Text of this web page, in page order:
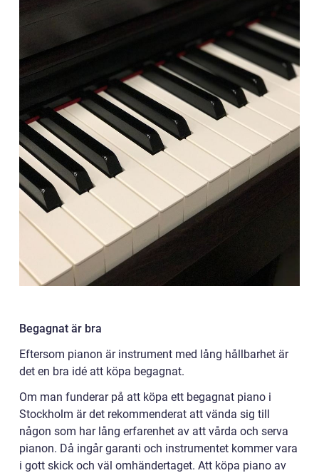
Begagnat är bra
Eftersom pianon är instrument med lång hållbarhet är
det en bra idé att köpa begagnat.
Om man funderar på att köpa ett begagnat piano i
Stockholm är det rekommenderat att vända sig till
någon som har lång erfarenhet av att vårda och serva
pianon. Då ingår garanti och instrumentet kommer vara
i gott skick och väl omhändertaget. Att köpa piano av